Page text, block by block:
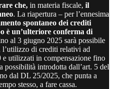
che, in materia fiscale, il
. La riapertura – per l’ennesima
spontaneo dei crediti
è un’ulteriore conferma di
al 3 giugno 2025 sarà possibile
l’utilizzo di crediti relativi ad
utilizzati in compensazione fino
possibilità introdotta dall’art. 5 del
dal DL 25/2025, che punta a
stesso, a fare cassa.